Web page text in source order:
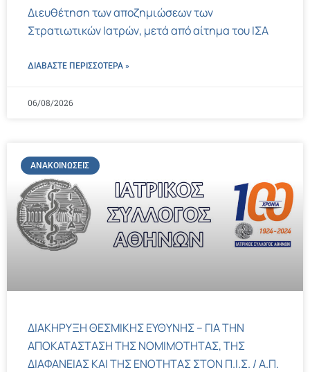
Διευθέτηση των αποζημιώσεων των
Στρατιωτικών Ιατρών, μετά από αίτημα του ΙΣΑ
ΔΙΑΒΑΣΤΕ ΠΕΡΙΣΣΌΤΕΡΑ »
06/08/2026
ΑΝΑΚΟΙΝΏΣΕΙΣ
ΔΙΑΚΗΡΥΞΗ ΘΕΣΜΙΚΗΣ ΕΥΘΥΝΗΣ – ΓΙΑ ΤΗΝ
ΑΠΟΚΑΤΑΣΤΑΣΗ ΤΗΣ ΝΟΜΙΜΟΤΗΤΑΣ, ΤΗΣ
ΔΙΑΦΑΝΕΙΑΣ ΚΑΙ ΤΗΣ ΕΝΟΤΗΤΑΣ ΣΤΟΝ Π.Ι.Σ. / Α.Π.